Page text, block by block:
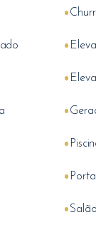
•
•
•
•
•
•
•